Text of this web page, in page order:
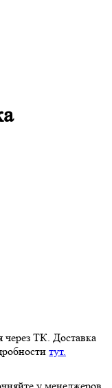
через ТК. Доставка
тут.